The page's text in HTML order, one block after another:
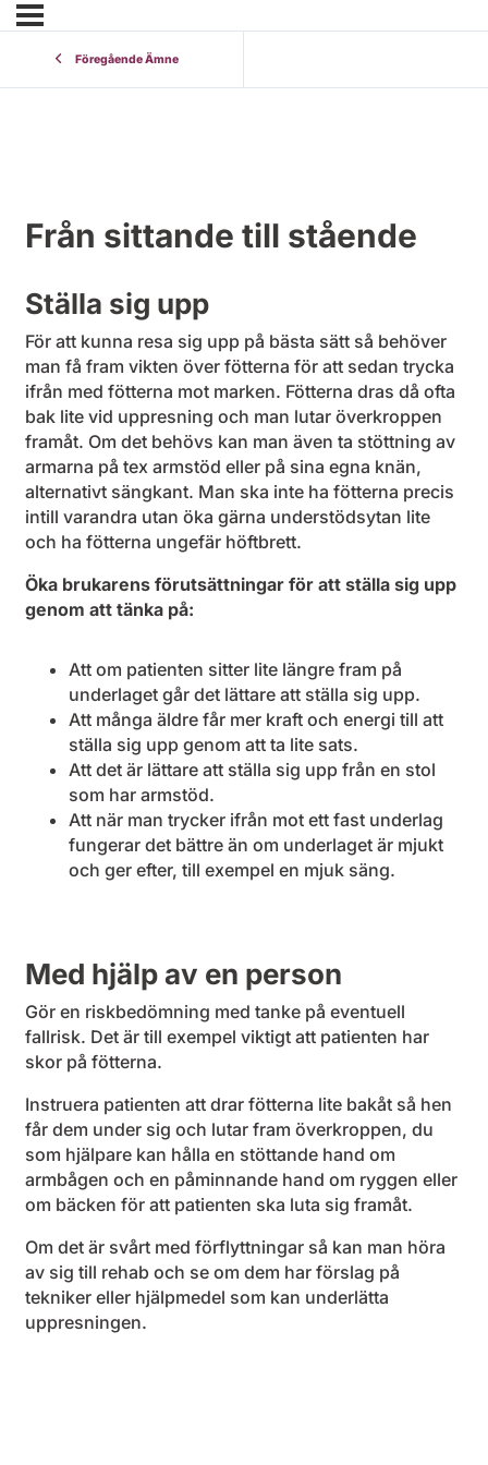
Föregående Ämne
Från sittande till stående
Ställa sig upp
För att kunna resa sig upp på bästa sätt så behöver
man få fram vikten över fötterna för att sedan trycka
ifrån med fötterna mot marken. Fötterna dras då ofta
bak lite vid uppresning och man lutar överkroppen
framåt. Om det behövs kan man även ta stöttning av
armarna på tex armstöd eller på sina egna knän,
alternativt sängkant. Man ska inte ha fötterna precis
intill varandra utan öka gärna understödsytan lite
och ha fötterna ungefär höftbrett.
Öka brukarens förutsättningar för att ställa sig upp
genom att tänka på:
Att om patienten sitter lite längre fram på
underlaget går det lättare att ställa sig upp.
Att många äldre får mer kraft och energi till att
ställa sig upp genom att ta lite sats.
Att det är lättare att ställa sig upp från en stol
som har armstöd.
Att när man trycker ifrån mot ett fast underlag
fungerar det bättre än om underlaget är mjukt
och ger efter, till exempel en mjuk säng.
Med hjälp av en person
Gör en riskbedömning med tanke på eventuell
fallrisk. Det är till exempel viktigt att patienten har
skor på fötterna.
Instruera patienten att drar fötterna lite bakåt så hen
får dem under sig och lutar fram överkroppen, du
som hjälpare kan hålla en stöttande hand om
armbågen och en påminnande hand om ryggen eller
om bäcken för att patienten ska luta sig framåt.
Om det är svårt med förflyttningar så kan man höra
av sig till rehab och se om dem har förslag på
tekniker eller hjälpmedel som kan underlätta
uppresningen.